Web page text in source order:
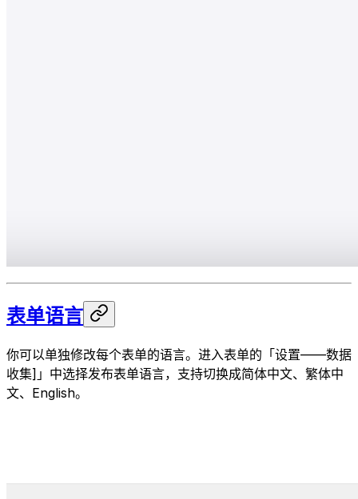
表单语言
你可以单独修改每个表单的语言。进入表单的「设置——数据
收集]」中选择发布表单语言，支持切换成简体中文、繁体中
文、English。